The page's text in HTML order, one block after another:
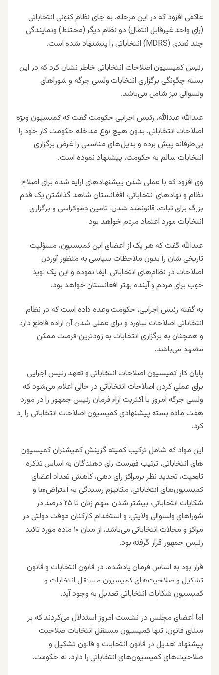
عاکفی افزود که در این مرحله، به جای نظام کنونى انتخاباتى
(راى واحد غیرقابل انتقال) دو نظام دیگر (مختلط) ونمایندگى
چند بُعدى (MDRS) انتخاباتى را پیشنهاد شده است.
رئیس کمیسیون اصلاحات انتخاباتی خاطر نشان کرد که در این
بسته چگونگى برگزارى انتخابات ولسى جرگه و شوراهاى
ولسوالى نیز شامل می‌باشد.
عبدالله عبدالله، رئیس اجرایی حکومت گفت که کمیسیون ویژه
اصلاحات انتخاباتی، بدون هیچ نوع مداخله حکومت کار خود را
بی‌طرفانه پیش برده و بدیل‌های مناسبی را غرض برگزاری
انتخابات سالم به حکومت، پیشنهاد نموده است.
وی افزود که با عملی شدن پیشنهادهای ارایه شده برای اصلاح
نظام و نهادهای انتخاباتی، افغانستان شاهد گذاشتن یک قدم
بزرگ برای ثبات، قانونمند شدن، تامین دموکراسی و برگزاری
انتخابات مورد اعتماد مردم خواهد بود.
عبدالله گفت که هر یک از اعضای این کمیسیون، مسؤلیت
تاریخی شان را بدون ملاحظات سیاسی به منظور آوردن
اصلاحات در نظام‌های انتخاباتی، ایفا نموده و این یک نوید
خوب برای مردم و آینده بهتر افغانستان خواهد بود.
به گفته رئیس اجرایی، حکومت وعده داده است که در نظام
انتخاباتی اصلاحات بیاورد و برای عملی شدن آن اراده قاطع دارد
و همچنان به برگزاری انتخابات به زود‌ترین فرصت ممکن
متعهد می‌باشد.
پایان کار کمیسیون اصلاحات انتخاباتی و تعهد رئیس اجرایی
برای عملی کردن اصلاحات انتخاباتی در حالی اعلام می‌شود که
ولسی جرگه امروز با اکثریت آراء فرمان رئیس جمهور را در مورد
هفت ماده بسته پیشنهادی کمیسیون اصلاحات انتخاباتی را رد
کرد.
این مواد که شامل ترکیب کمیته گزینش کمیشنران کمیسیون
هاى انتخاباتى، ترتیب فهرست رای دهندگان به اساس تذکره
تابعیت، تجدید نظر برمراکز رای دهی، کاهش تعداد اعضای
کمیسیون‌های انتخاباتی، مکانیزم رسیدگی به اعتراض‌ها و
شکایات انتخاباتی، بیشتر شدن سهم زنان تا ٢۵ درصد در
شوراهای ولسوالی ولایتی، و استخدام کارکنان موقت دولتی در
مراکز و محلات انتخاباتی می‌باشد، از میان ۱۰ ماده مورد تائید
رئیس جمهور قرار گرفته بود.
قرار بود به اساس فرمان یادشده، در قانون انتخابات و قانون
تشکیل و صلاحیت‌های کمیسیون مستقل انتخابات و
کمیسیون شکایات انتخاباتی تعدیل به وجود آید.
اما اعضای مجلس در نشست امروز استدلال می‌کردند که بر
مبنای قانون، تنها کمیسیون مستقل انتخابات صلاحیت
پیشنهاد تعدیل در قانون انتخابات و قانون تشکیل و
صلاحیت‌های کمیسیون‌های انتخاباتی را دارد، نه حکومت.